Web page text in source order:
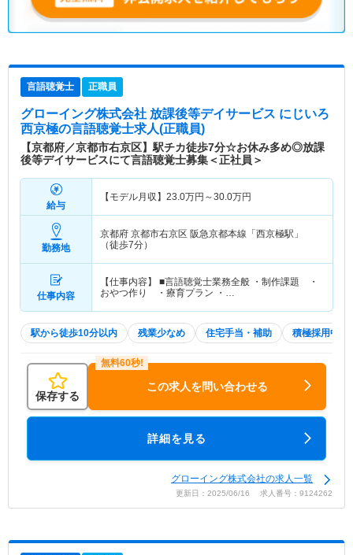
言語聴覚士 正職員
グローイング株式会社 放課後等デイサービス にじいろ
西京極の言語聴覚士求人(正職員)
【京都府／京都市右京区】駅チカ徒歩7分☆お休み多め◎放課
後等デイサービスにて言語聴覚士募集＜正社員＞
給与
【モデル月収】 23.0万円～30.0万円
勤務地
京都府 京都市右京区 阪急京都本線「西京極駅」
（徒歩7分）
仕事内容
【仕事内容】 ■言語聴覚士業務全般 ・制作課題 ・
おやつ作り ・療育プラン ・…
駅から徒歩10分以内 残業少なめ 住宅手当・補助 積極採用中
保存する
この求人を問い合わせる
詳細を見る
グローイング株式会社の求人一覧
更新日：2025/06/16 求人番号：9124262